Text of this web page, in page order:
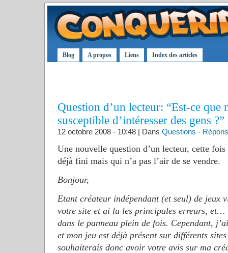
Blog A propos Liens Index des articles
Question d’un lecteur: “Est-ce que
susceptible d’intéresser des gens ?”
12 octobre 2008 - 10:48 | Dans Questions -
Une nouvelle question d’un lecteur, cette
déjà fini mais qui n’a pas l’air de se vendre.
Bonjour,
Etant créateur indépendant (et seul) de jeux
votre site et ai lu les principales erreurs, et…
dans le panneau plein de fois. Cependant,
et mon jeu est déjà présent sur différents
souhaiterais donc avoir votre avis sur ma